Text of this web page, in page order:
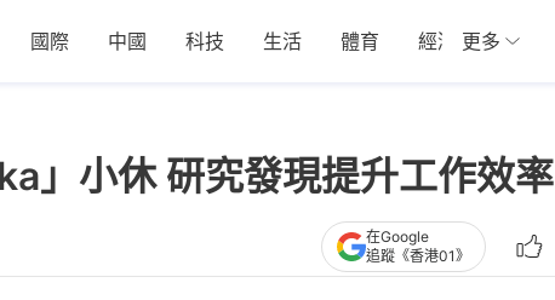
國際 中國 科技 生活 體育 經濟 01深圳
更多
」小休 研究發現提升工作效
在Google
追蹤《香港01》